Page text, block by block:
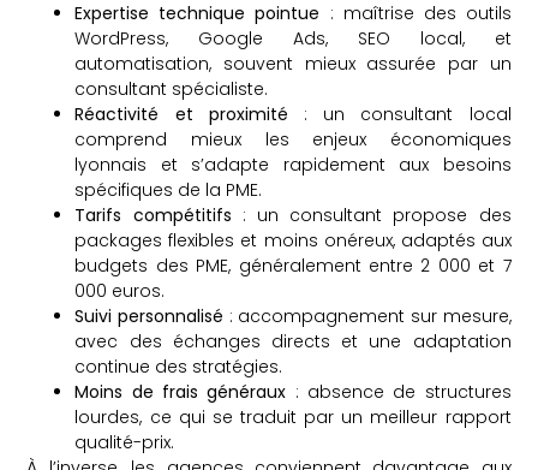
Expertise technique pointue : maîtrise des outils
WordPress, Google Ads, SEO local, et
automatisation, souvent mieux assurée par un
consultant spécialiste.
Réactivité et proximité : un consultant local
comprend mieux les enjeux économiques
lyonnais et s’adapte rapidement aux besoins
spécifiques de la PME.
Tarifs compétitifs : un consultant propose des
packages flexibles et moins onéreux, adaptés aux
budgets des PME, généralement entre 2 000 et 7
000 euros.
Suivi personnalisé : accompagnement sur mesure,
avec des échanges directs et une adaptation
continue des stratégies.
Moins de frais généraux : absence de structures
lourdes, ce qui se traduit par un meilleur rapport
qualité-prix.